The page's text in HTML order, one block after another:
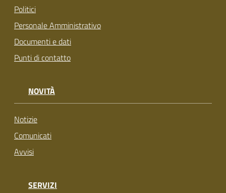
Politici
Personale Amministrativo
Documenti e dati
Punti di contatto
NOVITÀ
Notizie
Comunicati
Avvisi
SERVIZI